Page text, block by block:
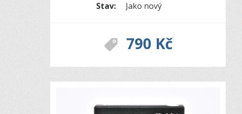
Stav:
Jako nový
790 Kč